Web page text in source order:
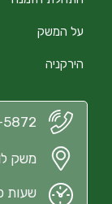
על המשק
הירקניה
משק
שעות